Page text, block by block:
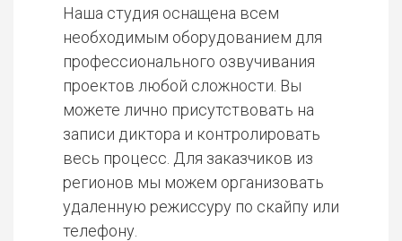
Наша студия оснащена всем
необходимым оборудованием для
профессионального озвучивания
проектов любой сложности. Вы
можете лично присутствовать на
записи диктора и контролировать
весь процесс. Для заказчиков из
регионов мы можем организовать
удаленную режиссуру по скайпу или
телефону.